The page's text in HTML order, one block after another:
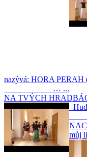
nazývá: HORA
… ...
NA TVÝCH
můj